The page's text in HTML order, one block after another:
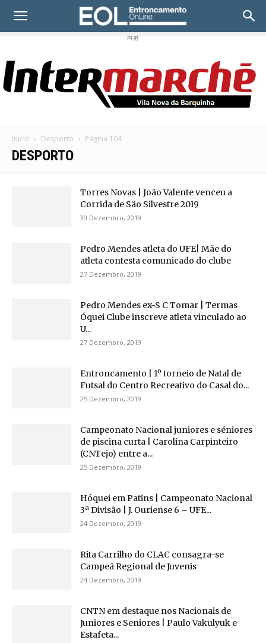
PUB
Início Desporto Página 104
DESPORTO
Torres Novas | João Valente venceu a
Corrida de São Silvestre 2019
30 Dezembro, 2019
Pedro Mendes atleta do UFE| Mãe do
atleta contesta comunicado do clube
27 Dezembro, 2019
Pedro Mendes ex-S C Tomar | Termas
Óquei Clube inscreve atleta vinculado ao
U...
27 Dezembro, 2019
Entroncamento | 1º torneio de Natal de
Futsal do Centro Recreativo do Casal do...
25 Dezembro, 2019
Campeonato Nacional juniores e séniores
de piscina curta | Carolina Carpinteiro
(CNTejo) entre a...
25 Dezembro, 2019
Hóquei em Patins | Campeonato Nacional
3ª Divisão | J. Ouriense 6 – UFE...
24 Dezembro, 2019
Rita Carrilho do CLAC consagra-se
Campeã Regional de Juvenis
24 Dezembro, 2019
CNTN em destaque nos Nacionais de
Juniores e Seniores | Paulo Vakulyuk e
Estafeta...